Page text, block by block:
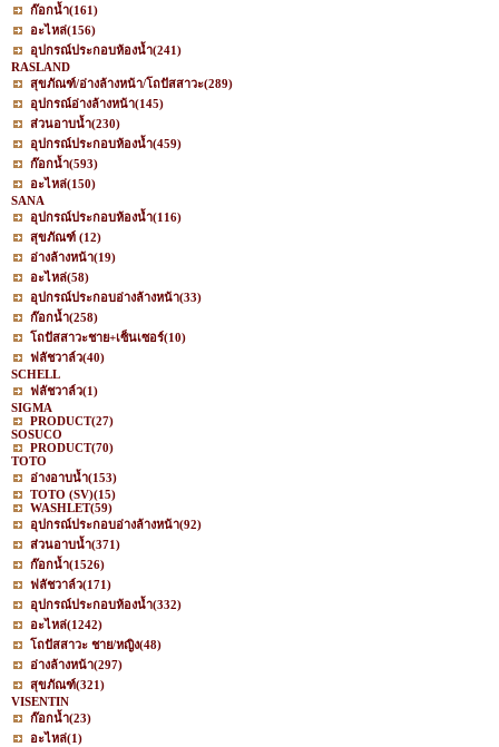
ก๊อกน้ำ(161)
อะไหล่(156)
อุปกรณ์ประกอบห้องน้ำ(241)
RASLAND
สุขภัณฑ์/อ่างล้างหน้า/โถปัสสาวะ(289)
อุปกรณ์อ่างล้างหน้า(145)
ส่วนอาบน้ำ(230)
อุปกรณ์ประกอบห้องน้ำ(459)
ก๊อกน้ำ(593)
อะไหล่(150)
SANA
อุปกรณ์ประกอบห้องน้ำ(116)
สุขภัณฑ์ (12)
อ่างล้างหน้า(19)
อะไหล่(58)
อุปกรณ์ประกอบอ่างล้างหน้า(33)
ก๊อกน้ำ(258)
โถปัสสาวะชาย+เซ็นเซอร์(10)
ฟลัชวาล์ว(40)
SCHELL
ฟลัชวาล์ว(1)
SIGMA
PRODUCT(27)
SOSUCO
PRODUCT(70)
TOTO
อ่างอาบน้ำ(153)
TOTO (SV)(15)
WASHLET(59)
อุปกรณ์ประกอบอ่างล้างหน้า(92)
ส่วนอาบน้ำ(371)
ก๊อกน้ำ(1526)
ฟลัชวาล์ว(171)
อุปกรณ์ประกอบห้องน้ำ(332)
อะไหล่(1242)
โถปัสสาวะ ชาย/หญิง(48)
อ่างล้างหน้า(297)
สุขภัณฑ์(321)
VISENTIN
ก๊อกน้ำ(23)
อะไหล่(1)